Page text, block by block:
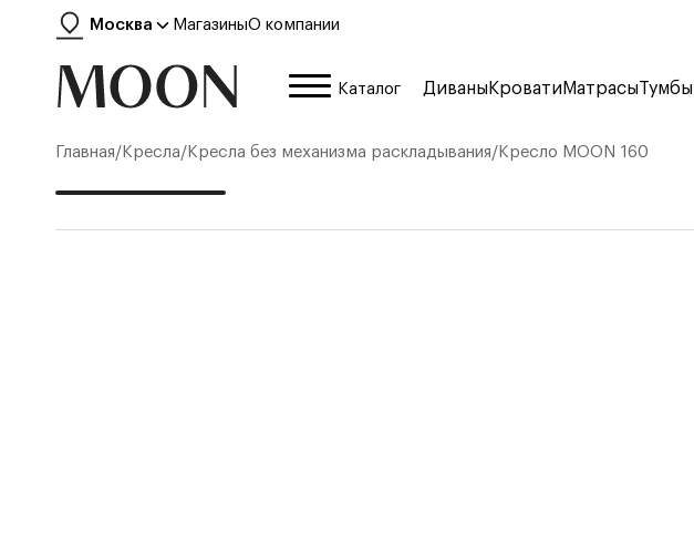
Москва МагазиныО компании
Каталог ДиваныКроватиМатрасыТумбы
Главная/ Кресла/ Кресла без механизма раскладывания/ Кресло MOON 160